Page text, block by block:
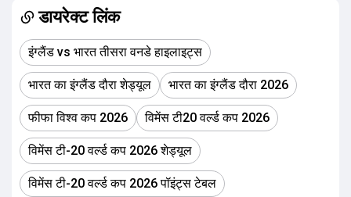
डायरेक्ट लिंक
इंग्लैंड vs भारत तीसरा वनडे हाइलाइट्स
भारत का इंग्लैंड दौरा शेड्यूल भारत का इंग्लैंड दौरा 2026
फीफा विश्व कप 2026 विमेंस टी20 वर्ल्ड कप 2026
विमेंस टी-20 वर्ल्ड कप 2026 शेड्यूल
विमेंस टी-20 वर्ल्ड कप 2026 पॉइंट्स टेबल